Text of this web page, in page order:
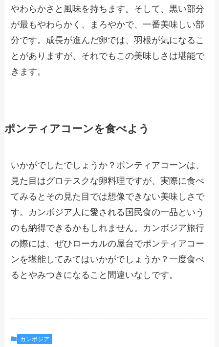
やわらかさと風味を持ちます。そして、黒い部分
が最もやわらかく、まろやかで、一番美味しい部
分です。成長が進んだ卵では、羽根が気になるこ
とがありますが、それでもこの美味しさは堪能で
きます。
ポンティアコーンを食べよう
いかがでしたでしょうか？ポンティアコーンは、
見た目はグロテスクな卵料理ですが、実際に食べ
てみるとその見た目では想像できない美味しさで
す。カンボジア人に愛される国民食の一品という
のも納得できるかもしれません。カンボジア旅行
の際には、ぜひローカルの屋台でポンティアコー
ンを堪能してみてはいかがでしょうか？一度食べ
るとやみつきになること間違いなしです。
カンボジア